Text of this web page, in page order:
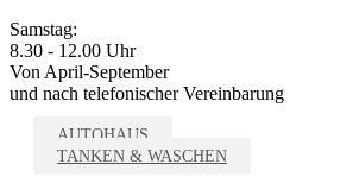
Samstag:
8.30 - 12.00 Uhr
Von April-September
und nach telefonischer Vereinbarung
AUTOHAUS
TANKEN & WASCHEN